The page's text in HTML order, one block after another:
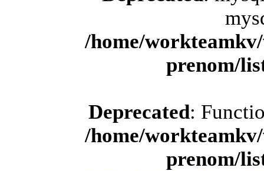
/home/
prenom/
Deprecated:
/home/
prenom/